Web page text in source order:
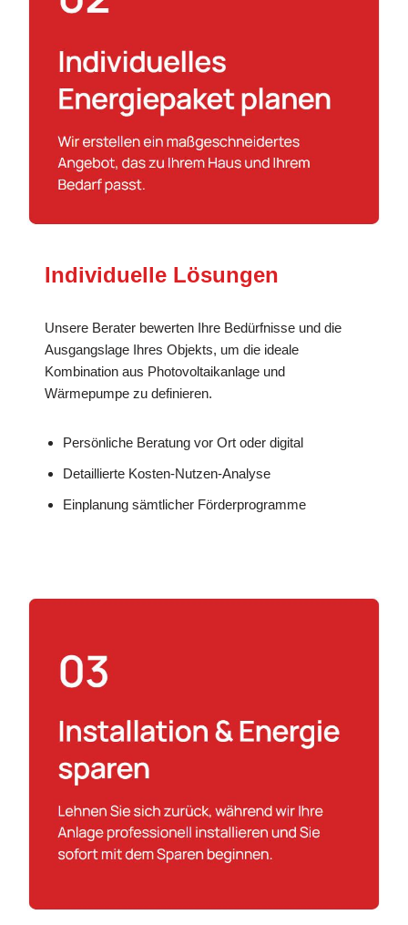
Individuelle Lösungen
Unsere Berater bewerten Ihre Bedürfnisse und die
Ausgangslage Ihres Objekts, um die ideale
Kombination aus Photovoltaikanlage und
Wärmepumpe zu definieren.
Persönliche Beratung vor Ort oder digital
Detaillierte Kosten-Nutzen-Analyse
Einplanung sämtlicher Förderprogramme